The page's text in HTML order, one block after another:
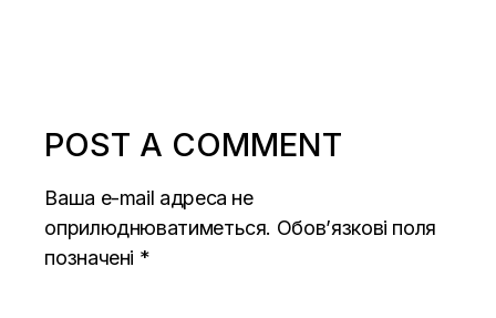
POST A COMMENT
Ваша e-mail адреса не
оприлюднюватиметься. Обов’язкові поля
позначені *